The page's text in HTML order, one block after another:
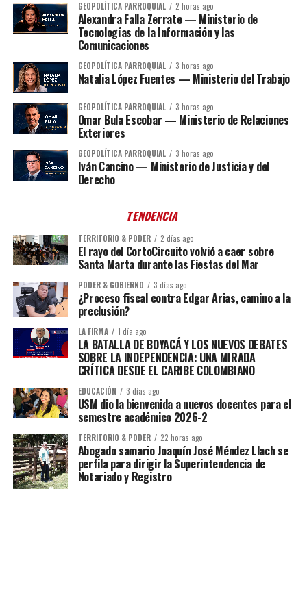
GEOPOLÍTICA PARROQUIAL 2 horas ago
Alexandra Falla Zerrate — Ministerio de
Tecnologías de la Información y las
Comunicaciones
GEOPOLÍTICA PARROQUIAL 3 horas ago
Natalia López Fuentes — Ministerio del Trabajo
GEOPOLÍTICA PARROQUIAL 3 horas ago
Omar Bula Escobar — Ministerio de Relaciones
Exteriores
GEOPOLÍTICA PARROQUIAL 3 horas ago
Iván Cancino — Ministerio de Justicia y del
Derecho
TENDENCIA
TERRITORIO & PODER 2 días ago
El rayo del CortoCircuito volvió a caer sobre
Santa Marta durante las Fiestas del Mar
PODER & GOBIERNO 3 días ago
¿Proceso fiscal contra Edgar Arias, camino a la
preclusión?
LA FIRMA 1 día ago
LA BATALLA DE BOYACÁ Y LOS NUEVOS DEBATES
SOBRE LA INDEPENDENCIA: UNA MIRADA
CRÍTICA DESDE EL CARIBE COLOMBIANO
EDUCACIÓN 3 días ago
USM dio la bienvenida a nuevos docentes para el
semestre académico 2026-2
TERRITORIO & PODER 22 horas ago
Abogado samario Joaquín José Méndez Llach se
perfila para dirigir la Superintendencia de
Notariado y Registro